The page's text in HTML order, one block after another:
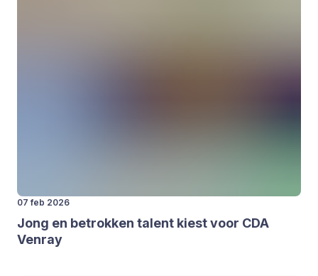
07 feb 2026
Jong en betrok­ken talent kiest voor CDA
Ven­ray